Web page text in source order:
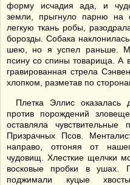
форму исчадия ада, и
земли, прыгнуло парню на
легкую ткань робы,
борозды. Собака
шею, но я успел раньше.
псину со спины товарища. А
гравированная стрела
хлопком, разметав по
Плетка Эллис оказалась
против порождений
оставляла
Призрачных Псов.
направо, отгоняя от
чудовищ. Хлесткие щелчки
восковые пробки в ушах.
поджимали куцые